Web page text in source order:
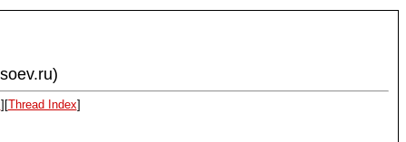
][Thread Index]